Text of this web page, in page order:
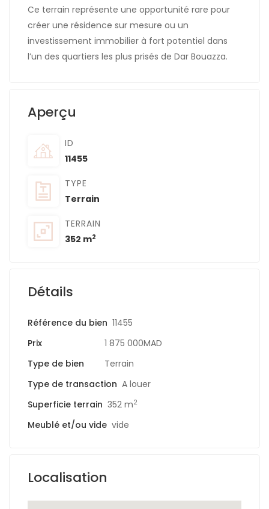
Ce terrain représente une opportunité rare pour
créer une résidence sur mesure ou un
investissement immobilier à fort potentiel dans
l’un des quartiers les plus prisés de Dar Bouazza.
Aperçu
ID
11455
TYPE
Terrain
TERRAIN
352 m2
Détails
Référence du bien 11455
Prix
1 875 000MAD
Type de bien
Terrain
Type de transaction A louer
Superficie terrain 352 m2
Meublé et/ou vide vide
Localisation